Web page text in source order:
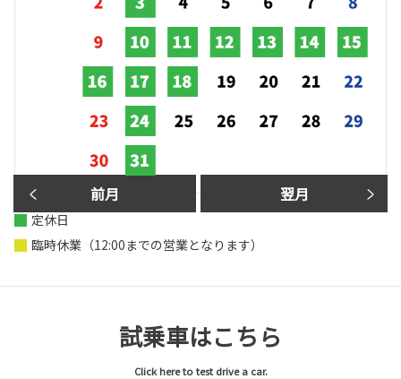
前月 翌月
定休日
臨時休業（12:00までの営業となります）
試乗車はこちら
Click here to test drive a car.